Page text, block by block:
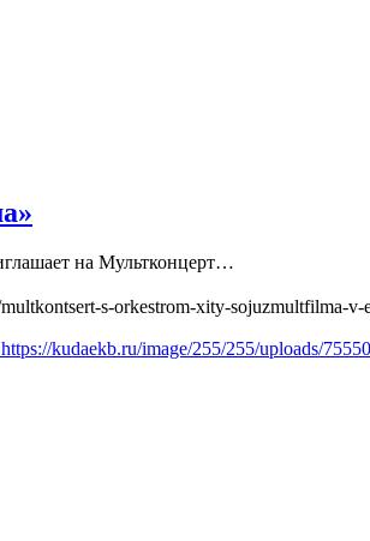
на Мультконцерт…
s-orkestrom-xity-sojuzmultfilma-v-
https://kudaekb.ru/image/255/255/uploads/